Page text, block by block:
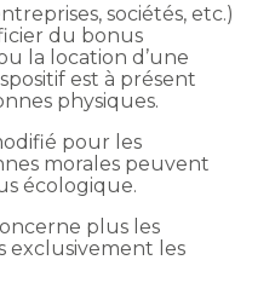
sociétés, etc.)
du bonus
la location d’une
est à présent
physiques.
pour les
morales peuvent
écologique.
plus les
exclusivement les